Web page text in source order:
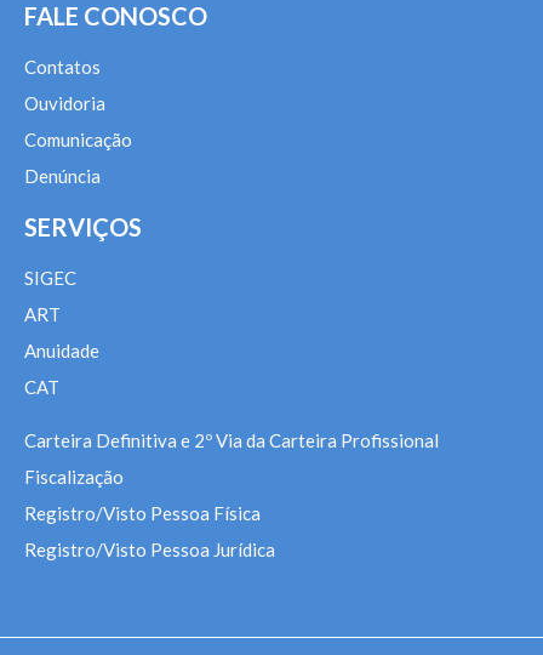
FALE CONOSCO
Contatos
Ouvidoria
Comunicação
Denúncia
SERVIÇOS
SIGEC
ART
Anuidade
CAT
Carteira Definitiva e 2º Via da Carteira Profissional
Fiscalização
Registro/Visto Pessoa Física
Registro/Visto Pessoa Jurídica